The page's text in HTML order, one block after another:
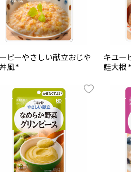
ピーやさしい献立おじや
風 *
キユー
鮭大根 *